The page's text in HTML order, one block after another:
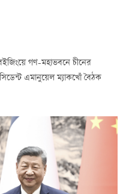
গণ-মহাভবনে চীনের
এমানুয়েল ম্যাকখোঁ বৈঠক